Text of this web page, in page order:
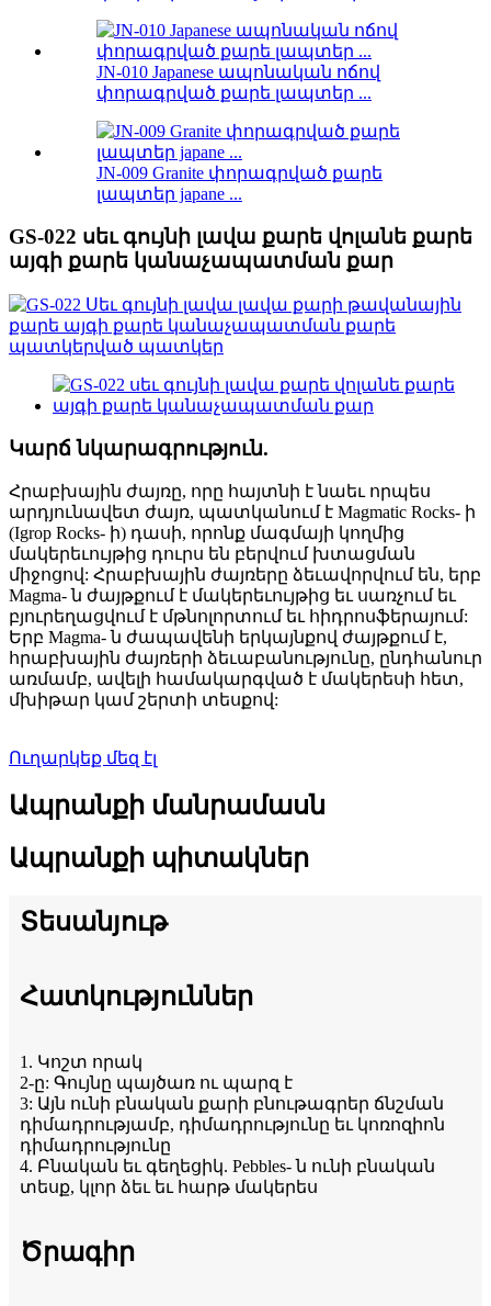
JN-010 Japanese ապոնական ոճով
փորագրված քարե լապտեր ...
JN-009 Granite փորագրված քարե
լապտեր japane ...
GS-022 սեւ գույնի լավա քարե վոլանե քարե
այգի քարե կանաչապատման քար
Կարճ նկարագրություն.
Հրաբխային ժայռը, որը հայտնի է նաեւ որպես
արդյունավետ ժայռ, պատկանում է Magmatic Rocks- ի
(Igrop Rocks- ի) դասի, որոնք մագմայի կողմից
մակերեւույթից դուրս են բերվում խտացման
միջոցով: Հրաբխային ժայռերը ձեւավորվում են, երբ
Magma- ն ժայթքում է մակերեւույթից եւ սառչում եւ
բյուրեղացվում է մթնոլորտում եւ հիդրոսֆերայում:
Երբ Magma- ն ժապավենի երկայնքով ժայթքում է,
հրաբխային ժայռերի ձեւաբանությունը, ընդհանուր
առմամբ, ավելի համակարգված է մակերեսի հետ,
մխիթար կամ շերտի տեսքով:
Ուղարկեք մեզ էլ
Ապրանքի մանրամասն
Ապրանքի պիտակներ
Տեսանյութ
Հատկություններ
1. Կոշտ որակ
2-ը: Գույնը պայծառ ու պարզ է
3: Այն ունի բնական քարի բնութագրեր ճնշման
դիմադրությամբ, դիմադրությունը եւ կոռոզիոն
դիմադրությունը
4. Բնական եւ գեղեցիկ. Pebbles- ն ունի բնական
տեսք, կլոր ձեւ եւ հարթ մակերես
Ծրագիր